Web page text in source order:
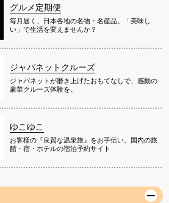
グルメ定期便
毎月届く、日本各地の名物・名産品。「美味し
い」で生活を変えませんか？
ジャパネットクルーズ
ジャパネットが磨き上げたおもてなしで、感動の
豪華クルーズ体験を。
ゆこゆこ
お客様の『良質な温泉旅』をお手伝い。国内の旅
館・宿・ホテルの宿泊予約サイト